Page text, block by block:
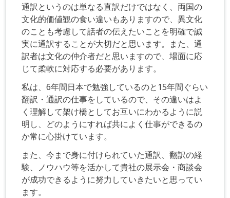
通訳というのは単なる直訳だけではなく、両国の
文化的価値観の食い違いもありますので、異文化
のことも考慮して話者の伝えたいことを明確で誠
実に通訳することが大切だと思います。また、通
訳者は文化の仲介者だと思いますので、場面に応
じて柔軟に対応する必要があります。
私は、6年間日本で勉強しているのと15年間ぐらい
翻訳・通訳の仕事をしているので、その違いはよ
く理解して架け橋としてお互いにわかるように説
明し、どのようにすれば共によく仕事ができるの
か常に心掛けています。
また、今まで身に付けられていた通訳、翻訳の経
験、ノウハウ等を活かして貴社の展示会・商談会
が成功できるように努力していきたいと思ってい
ます。